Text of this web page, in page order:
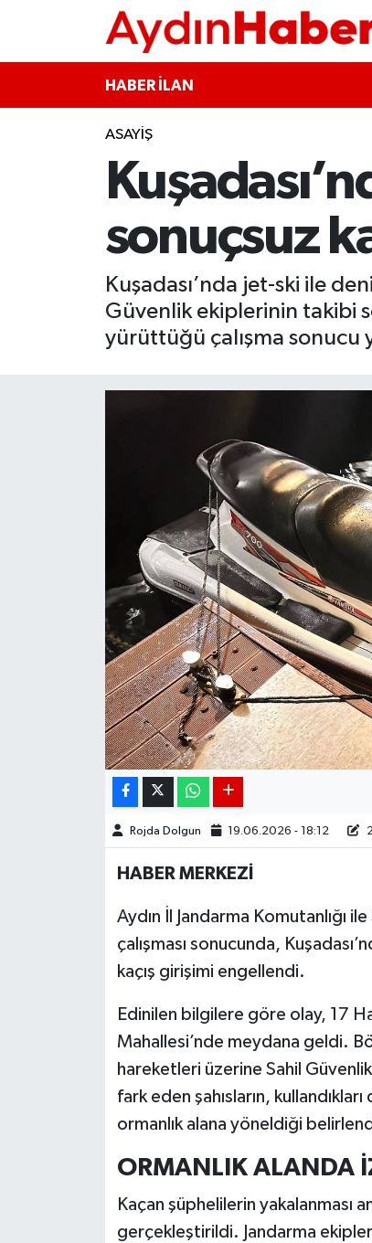
HABER İLAN
ASAYİŞ
sonuçsuz
Kuşadası’nda jet-ski ile
Güvenlik ekiplerinin takibi
yürüttüğü çalışma sonucu
Rojda Dolgun 19.06.2026 - 18:12
HABER MERKEZİ
Aydın İl Jandarma Komutanlığı
çalışması sonucunda,
kaçış girişimi engellendi.
Edinilen bilgilere göre olay, 17
Mahallesi’nde meydana geldi.
hareketleri üzerine Sahil
fark eden şahısların,
ormanlık alana yöneldiği
ORMANLIK ALANDA
Kaçan şüphelilerin yakalanması
gerçekleştirildi. Jandarma
BELEDİYELER
EKONOMİ
BÜLTEN
EKOLOJİ VE ÇEVRE
BİLİM VE TEKNOLOJİ
GÜNDEM
HABERDE İNSAN
ÖZEL HABER
Aydin Namaz Vakitleri
Aydın Trafik Yoğunluk Haritası
Süper Lig Puan Durumu ve Fikstür
Tüm Manşetler
Son Dakika Haberleri
Haber Arşivi